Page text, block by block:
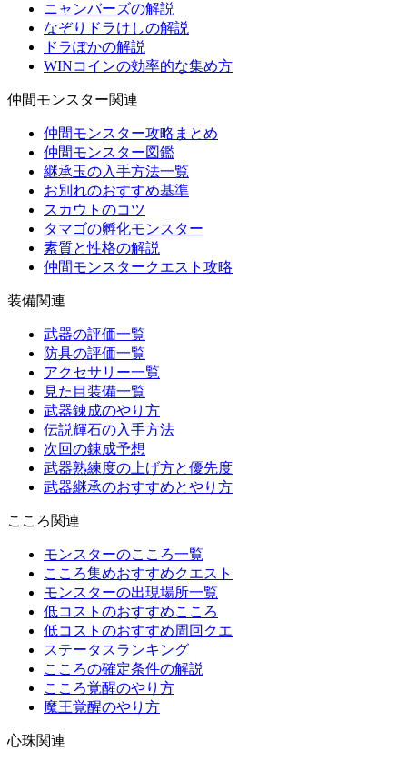
ニャンバーズの解説
なぞりドラけしの解説
ドラぽかの解説
WINコインの効率的な集め方
仲間モンスター関連
仲間モンスター攻略まとめ
仲間モンスター図鑑
継承玉の入手方法一覧
お別れのおすすめ基準
スカウトのコツ
タマゴの孵化モンスター
素質と性格の解説
仲間モンスタークエスト攻略
装備関連
武器の評価一覧
防具の評価一覧
アクセサリー一覧
見た目装備一覧
武器錬成のやり方
伝説輝石の入手方法
次回の錬成予想
武器熟練度の上げ方と優先度
武器継承のおすすめとやり方
こころ関連
モンスターのこころ一覧
こころ集めおすすめクエスト
モンスターの出現場所一覧
低コストのおすすめこころ
低コストのおすすめ周回クエ
ステータスランキング
こころの確定条件の解説
こころ覚醒のやり方
魔王覚醒のやり方
心珠関連